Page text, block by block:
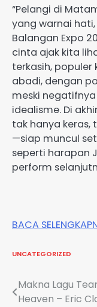
“Pelangi di
yang warnai
Balangan Expo
cinta ajak kita
terkasih, populer
abadi, dengan
meski
idealisme. Di
tak hanya
—siap muncul
seperti harapan
perform
BACA
UNCATEGORIZED
Post
Makna Lagu
Heaven – Eric